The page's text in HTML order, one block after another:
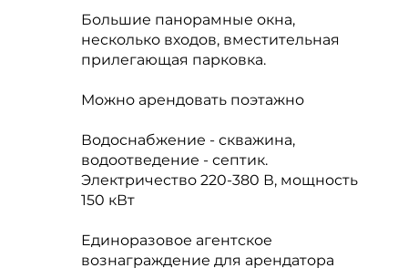
Большие панорамные окна,
несколько входов, вместительная
прилегающая парковка.
Можно арендовать поэтажно
Водоснабжение - скважина,
водоотведение - септик.
Электричество 220-380 В, мощность
150 кВт
Единоразовое агентское
вознаграждение для арендатора